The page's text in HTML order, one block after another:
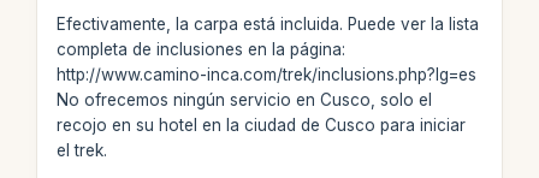
Efectivamente, la carpa está incluida. Puede ver la lista
completa de inclusiones en la página:
http://www.camino-inca.com/trek/inclusions.php?lg=es
No ofrecemos ningún servicio en Cusco, solo el
recojo en su hotel en la ciudad de Cusco para iniciar
el trek.